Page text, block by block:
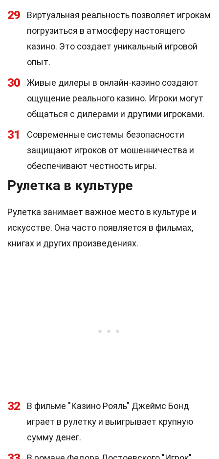
29
Виртуальная реальность позволяет игрокам
погрузиться в атмосферу настоящего
казино. Это создает уникальный игровой
опыт.
30
Живые дилеры в онлайн-казино создают
ощущение реального казино. Игроки могут
общаться с дилерами и другими игроками.
31
Современные системы безопасности
защищают игроков от мошенничества и
обеспечивают честность игры.
Рулетка в культуре
Рулетка занимает важное место в культуре и
искусстве. Она часто появляется в фильмах,
книгах и других произведениях.
32
В фильме "Казино Рояль" Джеймс Бонд
играет в рулетку и выигрывает крупную
сумму денег.